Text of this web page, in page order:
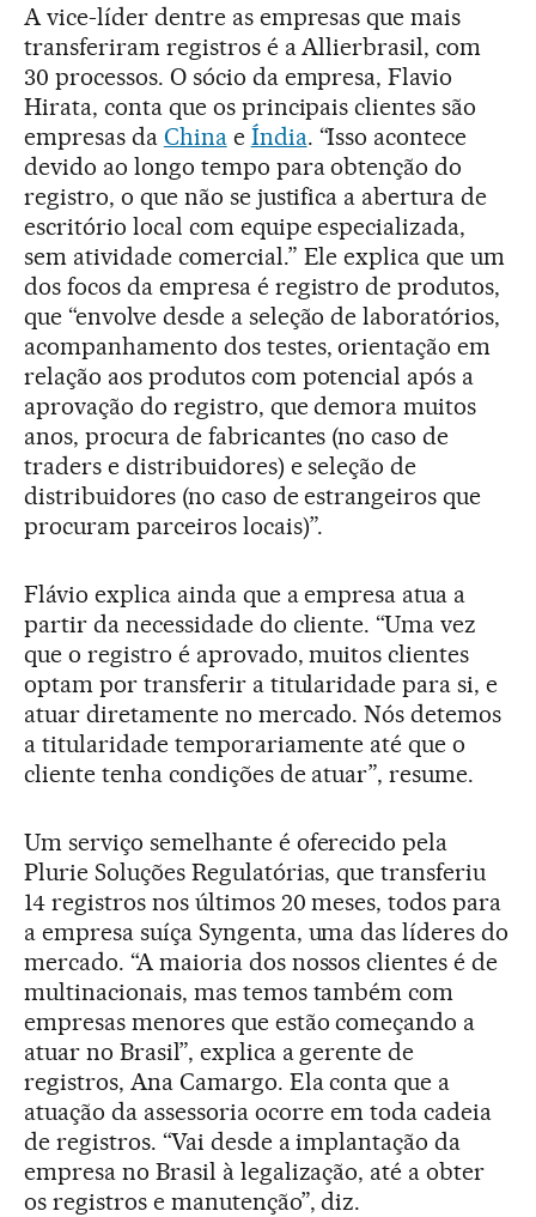
A vice-líder dentre as empresas que mais
transferiram registros é a Allierbrasil, com
30 processos. O sócio da empresa, Flavio
Hirata, conta que os principais clientes são
empresas da Chinae Índia. “Isso acontece
devido ao longo tempo para obtenção do
registro, o que não se justifica a abertura de
escritório local com equipe especializada,
sem atividade comercial.” Ele explica que um
dos focos da empresa é registro de produtos,
que “envolve desde a seleção de laboratórios,
acompanhamento dos testes, orientação em
relação aos produtos com potencial após a
aprovação do registro, que demora muitos
anos, procura de fabricantes (no caso de
traders e distribuidores) e seleção de
distribuidores (no caso de estrangeiros que
procuram parceiros locais)”.
Flávio explica ainda que a empresa atua a
partir da necessidade do cliente. “Uma vez
que o registro é aprovado, muitos clientes
optam por transferir a titularidade para si, e
atuar diretamente no mercado. Nós detemos
a titularidade temporariamente até que o
cliente tenha condições de atuar”, resume.
Um serviço semelhante é oferecido pela
Plurie Soluções Regulatórias, que transferiu
14 registros nos últimos 20 meses, todos para
a empresa suíça Syngenta, uma das líderes do
mercado. “A maioria dos nossos clientes é de
multinacionais, mas temos também com
empresas menores que estão começando a
atuar no Brasil”, explica a gerente de
registros, Ana Camargo. Ela conta que a
atuação da assessoria ocorre em toda cadeia
de registros. “Vai desde a implantação da
empresa no Brasil à legalização, até a obter
os registros e manutenção”, diz.